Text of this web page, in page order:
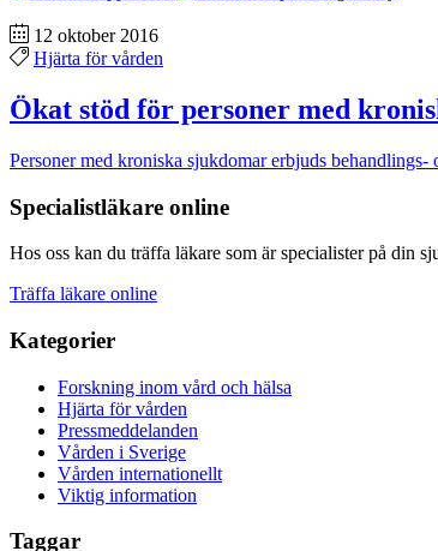
12 oktober 2016
Hjärta för vården
Ökat stöd för personer med
Personer med kroniska sjukdomar erbjuds
Specialistläkare online
Hos oss kan du träffa läkare som är specialister på din
Träffa läkare online
Kategorier
Forskning inom vård och hälsa
Hjärta för vården
Pressmeddelanden
Vården i Sverige
Vården internationellt
Viktig information
Taggar